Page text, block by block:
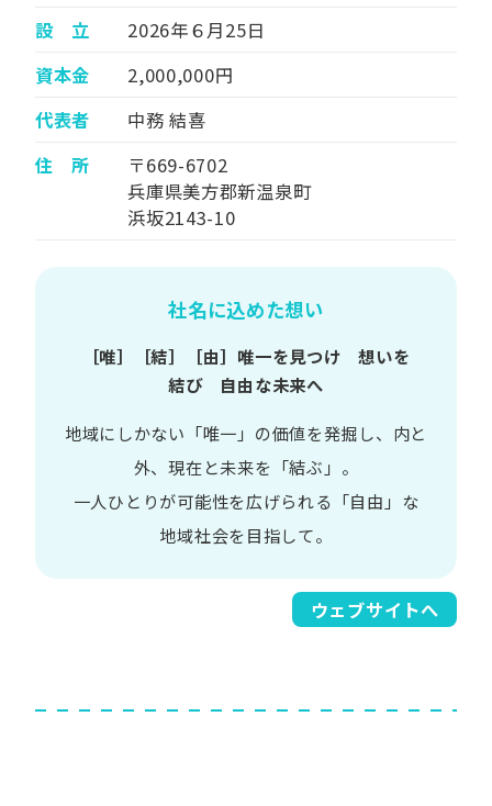
設 立
2026年６月25日
資本金
2,000,000円
代表者
中務 結喜
住 所
〒669-6702
兵庫県美方郡新温泉町
浜坂2143-10
社名に込めた想い
［唯］​［結］​［由］ 唯一を​見つけ 想いを​
結び 自由な​未来へ
地域に​しかない​「唯一」の​価値を​発掘し、 内と​
外、​現在と​未来を​「結ぶ」。
一人​ひとりが​可能性を​広げられる 「自由」な​
地域社会を​目指して。​
ウェブサイトへ